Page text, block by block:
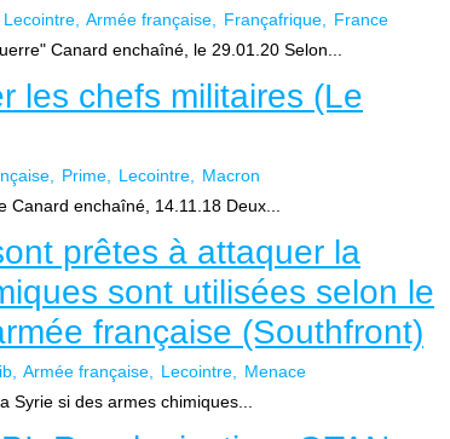
Lecointre Armée française Françafrique
France
Canard enchaîné, le 29.01.20 Selon...
les chefs militaires (Le
Prime Lecointre
Macron
enchaîné, 14.11.18 Deux...
prêtes à attaquer la
sont utilisées selon le
française (Southfront)
Armée française Lecointre
Menace
si des armes chimiques...